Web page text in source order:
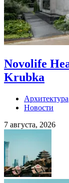
Novolife
Krubka
Архитектура
Новости
7 августа, 2026